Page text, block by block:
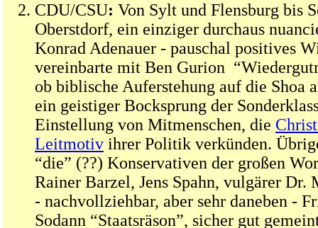
CDU/CSU: Von Sylt und Flensburg bis
Oberstdorf, ein einziger durchaus
Konrad Adenauer - pauschal positives
vereinbarte mit Ben Gurion
ob biblische Auferstehung auf die Shoa
ein geistiger Bocksprung der
Einstellung von Mitmenschen, die
Leitmotiv ihrer Politik verkünden.
“die” (??) Konservativen der großen
Rainer Barzel, Jens Spahn, vulgärer Dr.
- nachvollziehbar, aber sehr daneben -
Sodann “Staatsräson”, sicher gut